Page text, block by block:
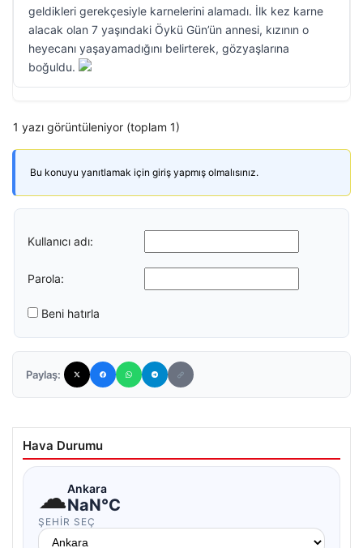
geldikleri gerekçesiyle karnelerini alamadı. İlk kez karne
alacak olan 7 yaşındaki Öykü Gün’ün annesi, kızının o
heyecanı yaşayamadığını belirterek, gözyaşlarına
boğuldu.
1 yazı görüntüleniyor (toplam 1)
Bu konuyu yanıtlamak için giriş yapmış olmalısınız.
Kullanıcı adı:
Parola:
Beni hatırla
Paylaş:
Hava Durumu
☁Ankara
NaN°C
ŞEHIR SEÇ